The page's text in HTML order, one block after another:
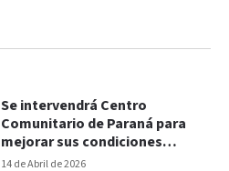
14 de Abril de 2026
Se intervendrá Centro
Comunitario de Paraná para
mejorar sus condiciones
edilicias